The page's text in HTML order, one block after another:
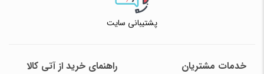
پشتیبانی سایت
خدمات مشتریان راهنمای خرید از آتی کالا